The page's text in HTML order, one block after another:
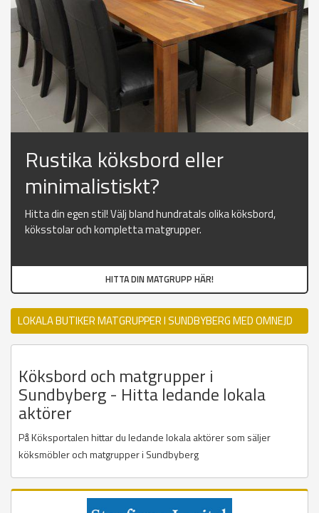
Rustika köksbord eller
minimalistiskt?
Hitta din egen stil! Välj bland hundratals olika köksbord,
köksstolar och kompletta matgrupper.
HITTA DIN MATGRUPP HÄR!
LOKALA BUTIKER MATGRUPPER I SUNDBYBERG MED OMNEJD
Köksbord och matgrupper i
Sundbyberg - Hitta ledande lokala
aktörer
På Köksportalen hittar du ledande lokala aktörer som säljer
köksmöbler och matgrupper i Sundbyberg